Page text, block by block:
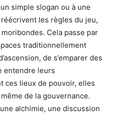
simple slogan ou à une
les règles du jeu,
Cela passe par
traditionnellement
de s’emparer des
entendre leurs
ces lieux de pouvoir, elles
de la gouvernance.
alchimie, une discussion